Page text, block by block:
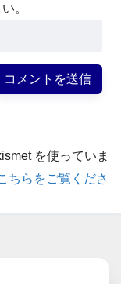
。
を使っていま
ちらをご覧くださ